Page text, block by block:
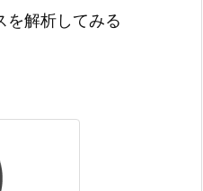
解析してみる